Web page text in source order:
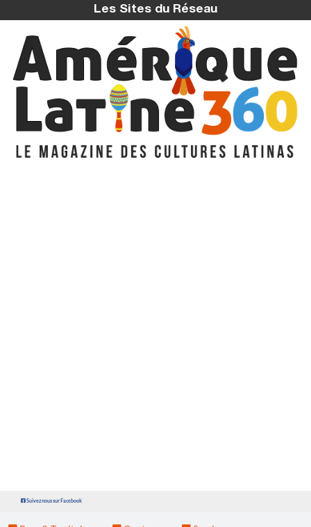
Les Sites du Réseau
Suivez nous sur Facebook